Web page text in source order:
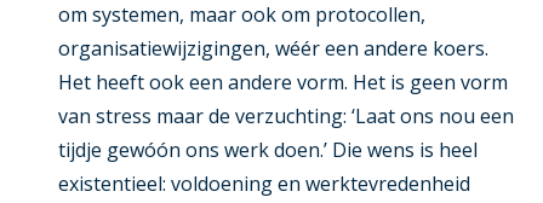
om systemen, maar ook om protocollen,
organisatiewijzigingen, wéér een andere koers.
Het heeft ook een andere vorm. Het is geen vorm
van stress maar de verzuchting: ‘Laat ons nou een
tijdje gewóón ons werk doen.’ Die wens is heel
existentieel: voldoening en werktevredenheid